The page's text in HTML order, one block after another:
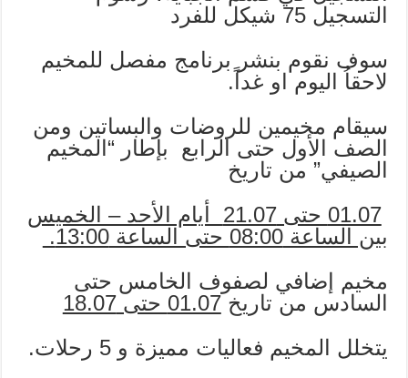
التسجيل 75 شيكل للفرد
سوف نقوم بنشر برنامج مفصل للمخيم
لاحقاُ اليوم او غداً.
سيقام مخيمين للروضات والبساتين ومن
الصف الأول حتى الرابع بإطار “المخيم
الصيفي” من تاريخ
01.07 حتى 21.07 أيام الأحد – الخميس
بين الساعة 08:00 حتى الساعة 13:00.
مخيم إضافي لصفوف الخامس حتى
السادس من تاريخ01.07 حتى 18.07
يتخلل المخيم فعاليات مميزة و 5 رحلات.